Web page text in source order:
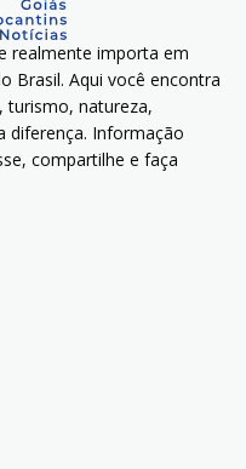
realmente importa em
Brasil. Aqui você encontra
turismo, natureza,
diferença. Informação
compartilhe e faça